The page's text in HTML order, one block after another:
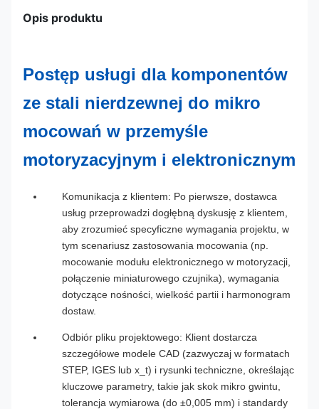
Opis produktu
Postęp usługi dla komponentów
ze stali nierdzewnej do mikro
mocowań w przemyśle
motoryzacyjnym i elektronicznym
Komunikacja z klientem: Po pierwsze, dostawca
usług przeprowadzi dogłębną dyskusję z klientem,
aby zrozumieć specyficzne wymagania projektu, w
tym scenariusz zastosowania mocowania (np.
mocowanie modułu elektronicznego w motoryzacji,
połączenie miniaturowego czujnika), wymagania
dotyczące nośności, wielkość partii i harmonogram
dostaw.
Odbiór pliku projektowego: Klient dostarcza
szczegółowe modele CAD (zazwyczaj w formatach
STEP, IGES lub x_t) i rysunki techniczne, określając
kluczowe parametry, takie jak skok mikro gwintu,
tolerancja wymiarowa (do ±0,005 mm) i standardy